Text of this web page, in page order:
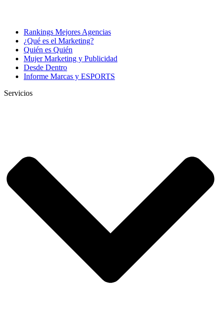
Rankings Mejores Agencias
¿Qué es el Marketing?
Quién es Quién
Mujer Marketing y Publicidad
Desde Dentro
Informe Marcas y ESPORTS
Servicios